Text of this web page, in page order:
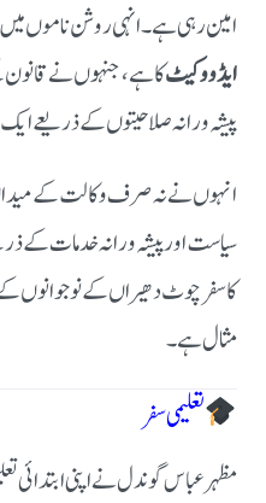
امین رہی ہے۔ انہی روشن ناموں
ایڈووکیٹکا ہے، جنہوں نے قانون
پیشہ ورانہ صلاحیتوں کے ذریعے
انہوں نے نہ صرف وکالت کے میدان
سیاست اور پیشہ ورانہ خدمات کے
کا سفر چوٹ دھیراں کے نوجوانوں
مثال ہے۔
تعلیمی سفر
مظہر عباس گوندل نے اپنی ابتدائی